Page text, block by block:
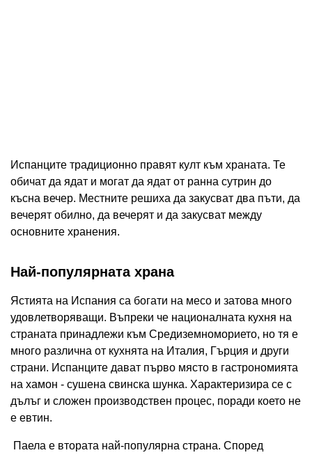
Испанците традиционно правят култ към храната. Те
обичат да ядат и могат да ядат от ранна сутрин до
късна вечер. Местните решиха да закусват два пъти, да
вечерят обилно, да вечерят и да закусват между
основните хранения.
Най-популярната храна
Ястията на Испания са богати на месо и затова много
удовлетворяващи. Въпреки че националната кухня на
страната принадлежи към Средиземноморието, но тя е
много различна от кухнята на Италия, Гърция и други
страни. Испанците дават първо място в гастрономията
на хамон - сушена свинска шунка. Характеризира се с
дълъг и сложен производствен процес, поради което не
е евтин.
Паела е втората най-популярна страна. Според